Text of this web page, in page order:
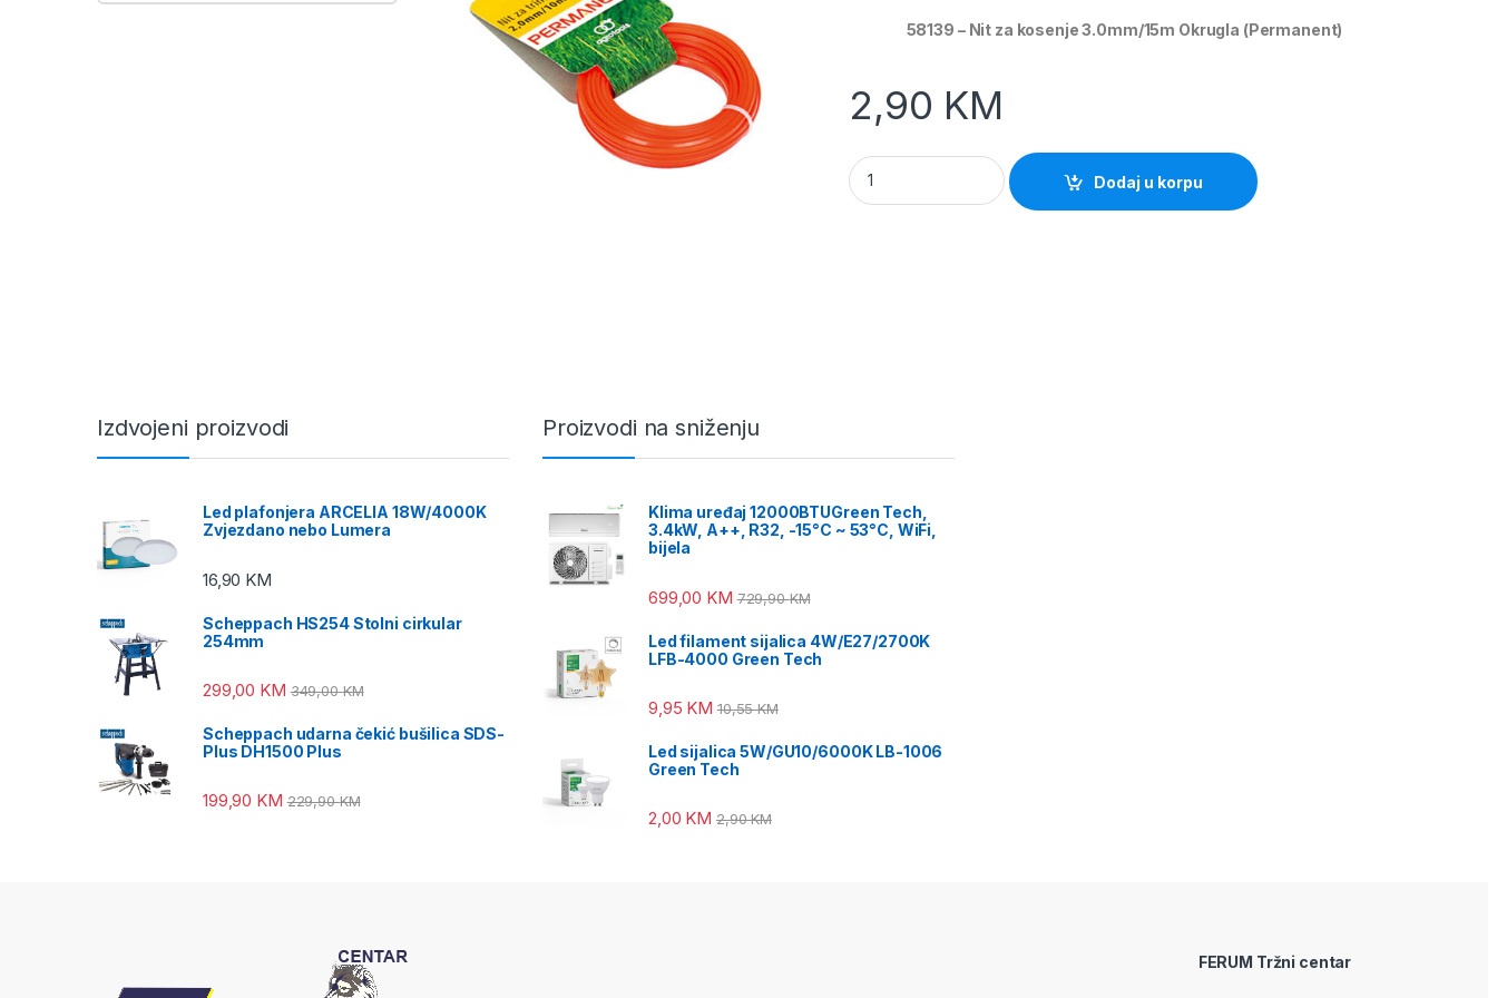
58139 – Nit za kosenje 3.0mm/15m Okrugla (Permanent)
2,90 KM
Nit za kosenje 3.0mm/15m Okrugla (Permanent) quantity
Dodaj u korpu
Izdvojeni proizvodi
Led plafonjera ARCELIA 18W/4000K
Zvjezdano nebo Lumera
16,90 KM
Scheppach HS254 Stolni cirkular
254mm
299,00 KM 349,00KM
Scheppach udarna čekić bušilica SDS-
Plus DH1500 Plus
199,90 KM 229,90KM
Proizvodi na sniženju
Klima uređaj 12000BTUGreen Tech,
3.4kW, A++, R32, -15°C ~ 53°C, WiFi,
bijela
699,00 KM 729,90KM
Led filament sijalica 4W/E27/2700K
LFB-4000 Green Tech
9,95 KM 10,55KM
Led sijalica 5W/GU10/6000K LB-1006
Green Tech
2,00 KM 2,90KM
FERUM Tržni centar